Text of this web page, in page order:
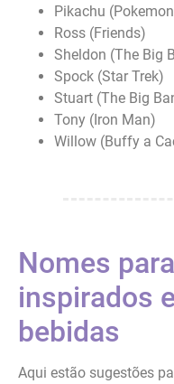
Pikachu
Ross (Friends)
Sheldon (The Big
Spock (Star Trek)
Stuart (The Big
Tony (Iron Man)
Willow (Buffy a
Nomes
inspirados
bebidas
Aqui estão sugestões